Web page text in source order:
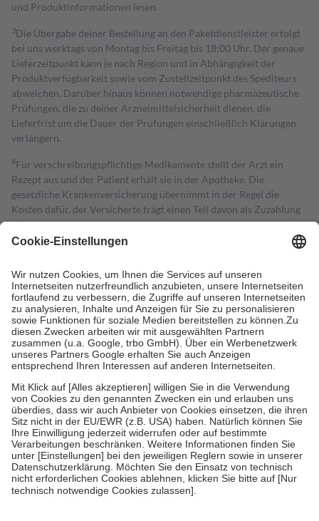
und Produktinformationen lesen.
3Die Übergabe deiner Bestellung an den Paketdienstleister erfolgt
bei uns werktags von Montag bis Freitag bis 18:00 Uhr. Der genaue
Lieferzeitpunkt kann je nach Region und in Abhängigkeit der
Produktverfügbarkeit sowie vom Zustellzeitpunkt des Spediteurs
abweichen. Darüber hinaus können notwendige pharmazeutische
Prüfungen, die zu deiner Arzneimittelsicherheit dienen, die
Lieferfrist um die Dauer der Prüfungen einschließlich Klärungen
verlängern.
4Für verschreibungspflichtige Medikamente stellt der Arzt ein
Rezept aus und der Patient erhält sie in der Apotheke. Die
gesetzliche Krankenversicherung übernimmt in der Regel die
Kosten dafür, der Versicherte trägt einen Teil davon als Zuzahlung
mit.
Grundsätzlich leisten Mitglieder Zuzahlungen in Höhe von zehn
höchstens zehn Euro.
Es sind jedoch nie mehr als die tatsächlichen
Kosten der Leistung zu entrichten.
Diese Regeln gelten grundsätzlich auch für Online-Apotheken.
Bei Heilmitteln und häuslicher Krankenpflege beträgt die
Zuzahlung zehn Prozent der Kosten sowie zehn Euro je
Verordnung.
Um das Engagement der Versicherten für ihre eigene Gesundheit zu
stärken und die besondere Stellung der Familie zu unterstützen,
fallenkeine Zuzahlungenan bei:
• Kindern und Jugendlichen bis zum vollendeten 18. Lebensjahr
mit Ausnahme der Fahrkosten
• Untersuchungen zur Vorsorge und Früherkennung, die von der
GKV getragen werden
• empfohlenen Schutzimpfungen
• Harn- und Blutteststreifen